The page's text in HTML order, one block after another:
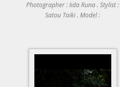
Photographer : Iida Runa . Stylist :
Satou Taiki . Model :